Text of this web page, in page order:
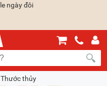
Thước thủy